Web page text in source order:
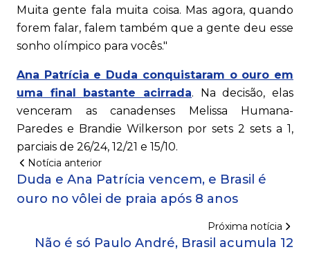
Muita gente fala muita coisa. Mas agora, quando
forem falar, falem também que a gente deu esse
sonho olímpico para vocês."
Ana Patrícia e Duda conquistaram o ouro em
uma final bastante acirrada. Na decisão, elas
venceram as canadenses Melissa Humana-
Paredes e Brandie Wilkerson por sets 2 sets a 1,
parciais de 26/24, 12/21 e 15/10.
Notícia anterior
Duda e Ana Patrícia vencem, e Brasil é
ouro no vôlei de praia após 8 anos
Próxima notícia
Não é só Paulo André, Brasil acumula 12